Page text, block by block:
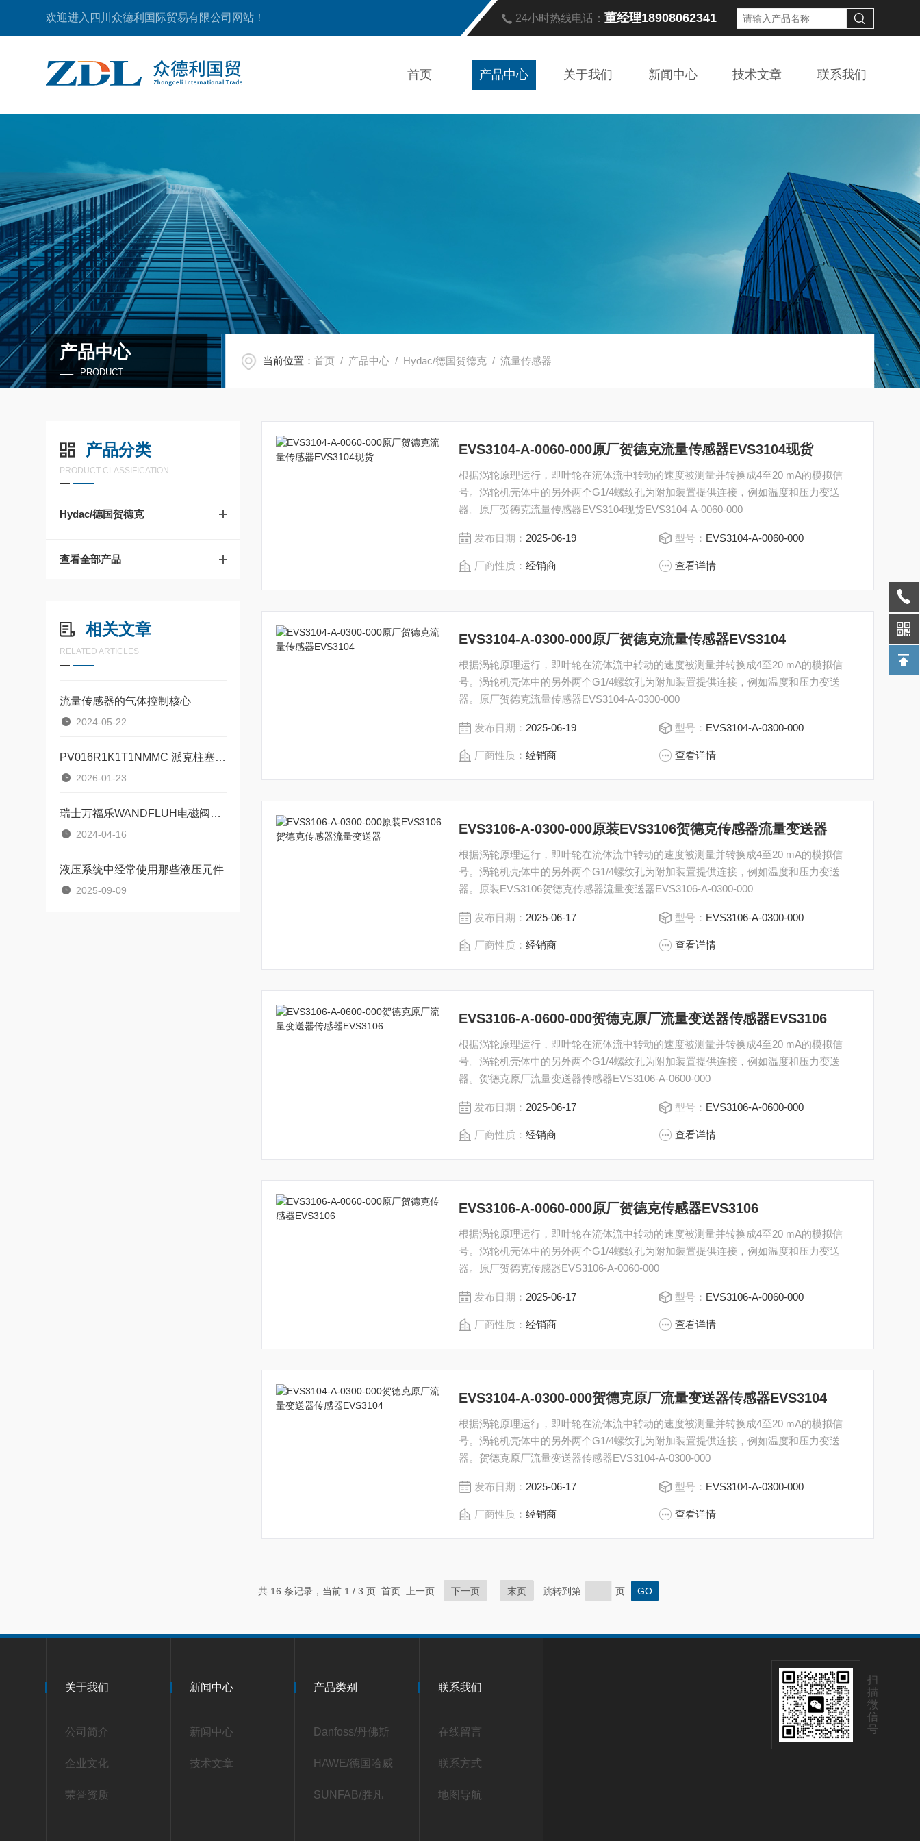
欢迎进入四川众德利国际贸易有限公司网站！ 24小时热线电话：董经理18908062341
首页 产品中心 关于我们 新闻中心 技术文章 联系我们
产品中心
PRODUCT
当前位置：首页 / 产品中心 / Hydac/德国贺德克 /流量传感器
产品分类
PRODUCT CLASSIFICATION
Hydac/德国贺德克
查看全部产品
相关文章
RELATED ARTICLES
流量传感器的气体控制核心
2024-05-22
PV016R1K1T1NMMC 派克柱塞泵简介
2026-01-23
瑞士万福乐WANDFLUH电磁阀AM/AS系列无泄漏电磁阀的选型 依据和应用
2024-04-16
液压系统中经常使用那些液压元件
2025-09-09
EVS3104-A-0060-000原厂贺德克流量传感器EVS3104现货
根据涡轮原理运行，即叶轮在流体流中转动的速度被测量并转换成4至20 mA的模拟信
号。涡轮机壳体中的另外两个G1/4螺纹孔为附加装置提供连接，例如温度和压力变送
器。原厂贺德克流量传感器EVS3104现货EVS3104-A-0060-000
发布日期： 2025-06-19 型号： EVS3104-A-0060-000
厂商性质：经销商 查看详情
EVS3104-A-0300-000原厂贺德克流量传感器EVS3104
根据涡轮原理运行，即叶轮在流体流中转动的速度被测量并转换成4至20 mA的模拟信
号。涡轮机壳体中的另外两个G1/4螺纹孔为附加装置提供连接，例如温度和压力变送
器。原厂贺德克流量传感器EVS3104-A-0300-000
发布日期： 2025-06-19 型号： EVS3104-A-0300-000
厂商性质：经销商 查看详情
EVS3106-A-0300-000原装EVS3106贺德克传感器流量变送器
根据涡轮原理运行，即叶轮在流体流中转动的速度被测量并转换成4至20 mA的模拟信
号。涡轮机壳体中的另外两个G1/4螺纹孔为附加装置提供连接，例如温度和压力变送
器。原装EVS3106贺德克传感器流量变送器EVS3106-A-0300-000
发布日期： 2025-06-17 型号： EVS3106-A-0300-000
厂商性质：经销商 查看详情
EVS3106-A-0600-000贺德克原厂流量变送器传感器EVS3106
根据涡轮原理运行，即叶轮在流体流中转动的速度被测量并转换成4至20 mA的模拟信
号。涡轮机壳体中的另外两个G1/4螺纹孔为附加装置提供连接，例如温度和压力变送
器。贺德克原厂流量变送器传感器EVS3106-A-0600-000
发布日期： 2025-06-17 型号： EVS3106-A-0600-000
厂商性质：经销商 查看详情
EVS3106-A-0060-000原厂贺德克传感器EVS3106
根据涡轮原理运行，即叶轮在流体流中转动的速度被测量并转换成4至20 mA的模拟信
号。涡轮机壳体中的另外两个G1/4螺纹孔为附加装置提供连接，例如温度和压力变送
器。原厂贺德克传感器EVS3106-A-0060-000
发布日期： 2025-06-17 型号： EVS3106-A-0060-000
厂商性质：经销商 查看详情
EVS3104-A-0300-000贺德克原厂流量变送器传感器EVS3104
根据涡轮原理运行，即叶轮在流体流中转动的速度被测量并转换成4至20 mA的模拟信
号。涡轮机壳体中的另外两个G1/4螺纹孔为附加装置提供连接，例如温度和压力变送
器。贺德克原厂流量变送器传感器EVS3104-A-0300-000
发布日期： 2025-06-17 型号： EVS3104-A-0300-000
厂商性质：经销商 查看详情
共 16 条记录，当前 1 / 3 页 首页 上一页 下一页 末页 跳转到第 页
关于我们
公司简介
企业文化
荣誉资质
新闻中心
新闻中心
技术文章
产品类别
Danfoss/丹佛斯
HAWE/德国哈威
SUNFAB/胜凡
联系我们
在线留言
联系方式
地图导航
扫
描
微
信
号